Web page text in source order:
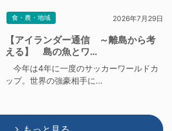
食・農・地域 2026年7月29日
【アイランダー通信 ～離島から考
える】 島の魚とワ…
今年は4年に一度のサッカーワールドカ
ップ。世界の強豪相手に…